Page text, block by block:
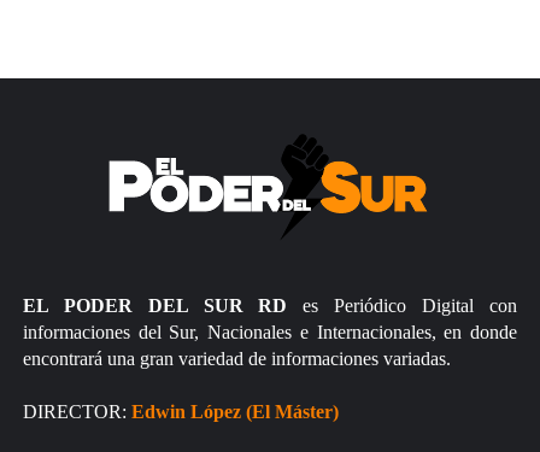
EL PODER DEL SUR RD es Periódico Digital con
informaciones del Sur, Nacionales e Internacionales, en donde
encontrará una gran variedad de informaciones variadas.
DIRECTOR: Edwin López (El Máster)